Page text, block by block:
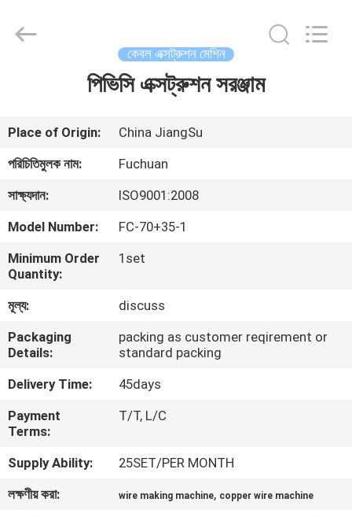
পণ্য
ভিডিও
ভিআর
শো
আমাদের
সম্পর্কে
কারখানা
পরিদর্শন
গুণমান
নিয়ন্ত্রণ
and
Mechanical
কেবল এক্সট্রুশন মেশিন
পিভিসি এক্সট্রুশন সরঞ্জাম
Place of Origin:
China JiangSu
পরিচিতিমুলক নাম:
Fuchuan
সাক্ষ্যদান:
ISO9001:2008
Model Number:
FC-70+35-1
Minimum Order
Quantity:
1set
মূল্য:
discuss
Packaging
Details:
packing as customer reqirement or
standard packing
Delivery Time:
45days
Payment
Terms:
T/T, L/C
Supply Ability:
25SET/PER MONTH
লক্ষণীয় করা:
wire making machine, copper wire machine